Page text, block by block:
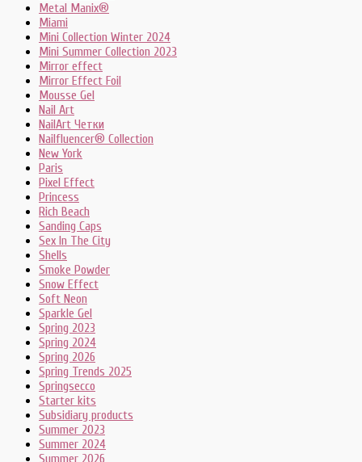
Metal Manix®
Miami
Mini Collection Winter 2024
Mini Summer Collection 2023
Mirror effect
Mirror Effect Foil
Mousse Gel
Nail Art
NailArt Четки
Nailfluencer® Collection
New York
Paris
Pixel Effect
Princess
Rich Beach
Sanding Caps
Sex In The City
Shells
Smoke Powder
Snow Effect
Soft Neon
Sparkle Gel
Spring 2023
Spring 2024
Spring 2026
Spring Trends 2025
Springsecco
Starter kits
Subsidiary products
Summer 2023
Summer 2024
Summer 2026